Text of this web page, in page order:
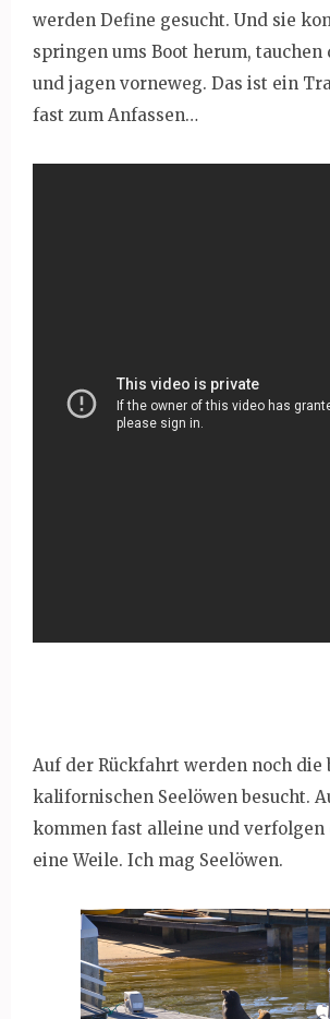
werden Define gesucht. Und sie
springen ums Boot herum,
und jagen vorneweg. Das ist ein
fast zum Anfassen…
Auf der Rückfahrt werden noch die
kalifornischen Seelöwen besucht.
kommen fast alleine und verfolgen
eine Weile. Ich mag Seelöwen.